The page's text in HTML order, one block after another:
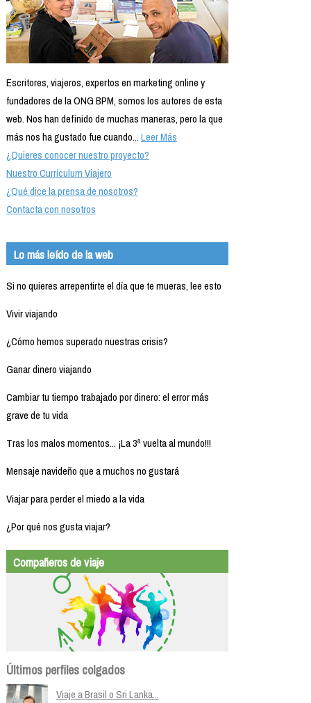
Escritores, viajeros, expertos en marketing online y
fundadores de la ONG BPM, somos los autores de esta
web. Nos han definido de muchas maneras, pero la que
más nos ha gustado fue cuando...Leer Más
¿Quieres conocer nuestro proyecto?
Nuestro Currículum Viajero
¿Qué dice la prensa de nosotros?
Contacta con nosotros
Lo más leído de la web
Si no quieres arrepentirte el día que te mueras, lee esto
Vivir viajando
¿Cómo hemos superado nuestras crisis?
Ganar dinero viajando
Cambiar tu tiempo trabajado por dinero: el error más
grave de tu vida
Tras los malos momentos... ¡La 3ª vuelta al mundo!!!
Mensaje navideño que a muchos no gustará
Viajar para perder el miedo a la vida
¿Por qué nos gusta viajar?
Compañeros de viaje
Últimos perfiles colgados
Viaje a Brasil o Sri Lanka...